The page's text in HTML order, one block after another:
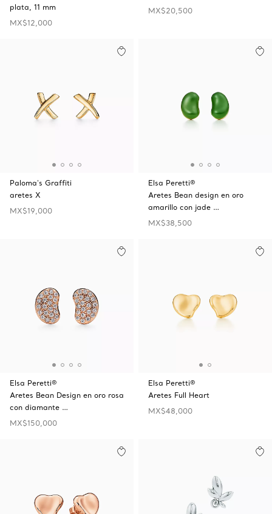
plata, 11 mm
MX$12,000
MX$20,500
Paloma's Graffiti
aretes X
MX$19,000
Elsa Peretti®
Aretes Bean design en oro
amarillo con jade …
MX$38,500
Elsa Peretti®
Aretes Bean Design en oro rosa
con diamante …
MX$150,000
Elsa Peretti®
Aretes Full Heart
MX$48,000